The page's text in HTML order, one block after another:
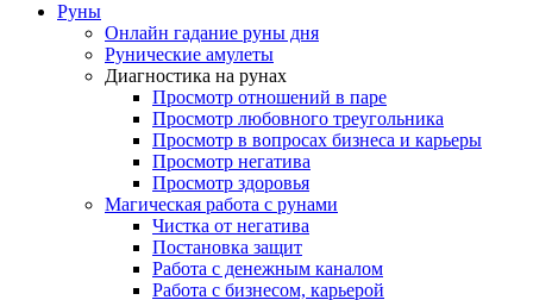
Руны
Онлайн гадание руны дня
Рунические амулеты
Диагностика на рунах
Просмотр отношений в паре
Просмотр любовного треугольника
Просмотр в вопросах бизнеса и карьеры
Просмотр негатива
Просмотр здоровья
Магическая работа с рунами
Чистка от негатива
Постановка защит
Работа с денежным каналом
Работа с бизнесом, карьерой